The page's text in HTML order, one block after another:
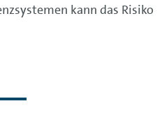
kann das Risiko